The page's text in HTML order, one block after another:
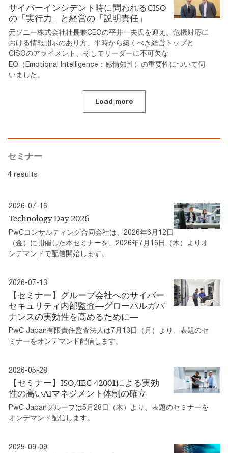
サイバーインシデント時に問われるCISO
の「実行力」と経営の「説明責任」
元ソニー株式会社社長兼CEOの平井一夫氏を迎え、危機対応に
おける情報開示のあり方、平時から築くべき経営トップと
CISOのアライメント、そしてリーダーに不可欠な
EQ（Emotional Intelligence：感情知性）の重要性について伺
いました。
Load more
セミナー
4 results
2026-07-16
Technology Day 2026
PwCコンサルティング合同会社は、2026年6月12日
（金）に開催した本セミナーを、2026年7月16日（木）よりオ
ンデマンドで配信開始します。
2026-07-13
【セミナー】グループ会社へのサイバー
セキュリティ内部監査―グローバルガバ
ナンスの実効性を高めるために―
PwC Japan有限責任監査法人は7月13日（月）より、表題のセ
ミナーをオンデマンド配信します。
2026-05-28
【セミナー】ISO/IEC 42001による実効
性の高いAIマネジメント体制の確立
PwC Japanグループは5月28日（木）より、表題のセミナーを
オンデマンド配信します。
2025-09-09